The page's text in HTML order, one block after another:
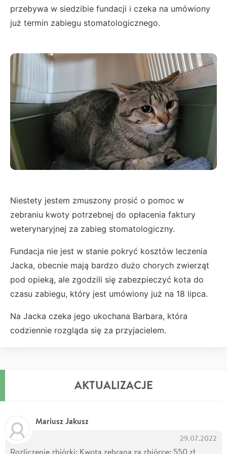
przebywa w siedzibie fundacji i czeka na umówiony
już termin zabiegu stomatologicznego.
Niestety jestem zmuszony prosić o pomoc w
zebraniu kwoty potrzebnej do opłacenia faktury
weterynaryjnej za zabieg stomatologiczny.
Fundacja nie jest w stanie pokryć kosztów leczenia
Jacka, obecnie mają bardzo dużo chorych zwierząt
pod opieką, ale zgodzili się zabezpieczyć kota do
czasu zabiegu, który jest umówiony już na 18 lipca.
Na Jacka czeka jego ukochana Barbara, która
codziennie rozgląda się za przyjacielem.
AKTUALIZACJE
Mariusz Jakusz
29.07.2022
Rozliczenie zbiórki: Kwota zebrana za zbiórce: 550 zł